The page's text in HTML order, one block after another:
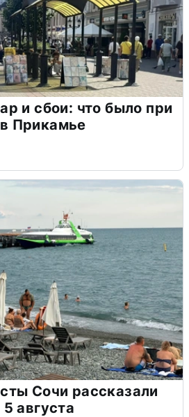
и сбои: что было при
Прикамье
Сочи рассказали
августа